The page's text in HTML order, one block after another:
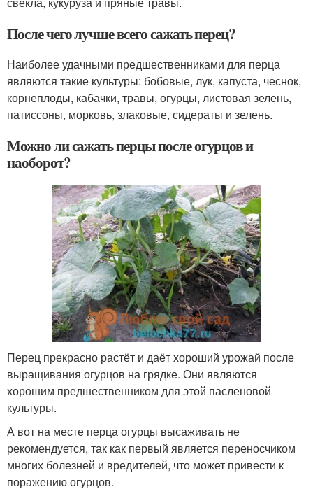
После чего лучше всего сажать перец?
Наиболее удачными предшественниками для перца
являются такие культуры: бобовые, лук, капуста, чеснок,
корнеплоды, кабачки, травы, огурцы, листовая зелень,
патиссоны, морковь, злаковые, сидераты и зелень.
Можно ли сажать перцы после огурцов и
наоборот?
Перец прекрасно растёт и даёт хороший урожай после
выращивания огурцов на грядке. Они являются
хорошим предшественником для этой пасленовой
культуры.
А вот на месте перца огурцы высаживать не
рекомендуется, так как первый является переносчиком
многих болезней и вредителей, что может привести к
поражению огурцов.